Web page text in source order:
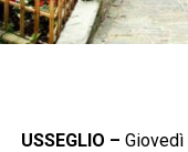
USSEGLIO – Giovedì